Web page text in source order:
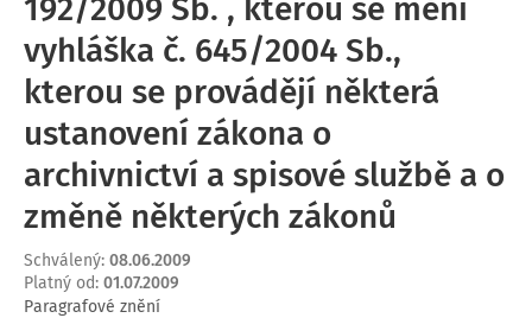
192/2009 Sb. , kterou se mění
vyhláška č. 645/2004 Sb.,
kterou se provádějí některá
ustanovení zákona o
archivnictví a spisové službě a o
změně některých zákonů
Schválený: 08.06.2009
Platný od: 01.07.2009
Paragrafové znění